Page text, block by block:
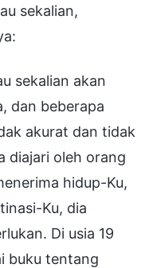
sekalian,
sekalian akan
dan beberapa
akurat dan tidak
diajari oleh orang
hidup-Ku,
Ku, dia
Di usia 19
buku tentang